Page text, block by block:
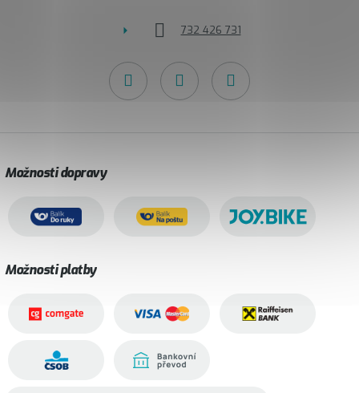
732 426 731
Možnosti dopravy
Možnosti platby